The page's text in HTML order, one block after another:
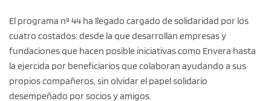
El programa nº 44 ha llegado cargado de solidaridad por los
cuatro costados: desde la que desarrollan empresas y
fundaciones que hacen posible iniciativas como Envera hasta
la ejercida por beneficiarios que colaboran ayudando a sus
propios compañeros, sin olvidar el papel solidario
desempeñado por socios y amigos.